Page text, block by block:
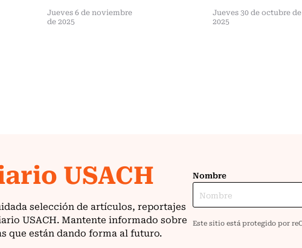
Jueves 6 de noviembre
de 2025
Jueves 30 de octubre de
2025